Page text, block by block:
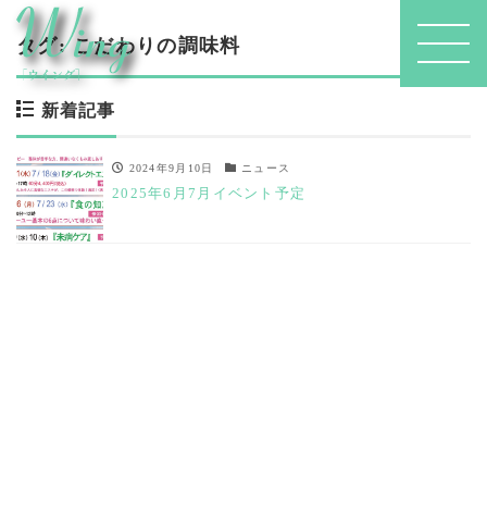
タグ:こだわりの調味料
新着記事
2024年9月10日 ニュース
2025年6月7月イベント予定